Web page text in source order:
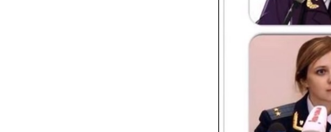
Читайте также:
выдают миллионера